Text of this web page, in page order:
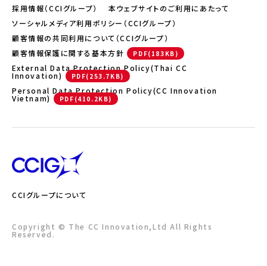
採用情報（CCIグループ）
本ウェブサイトのご利用にあたって
ソーシャルメディア利用ポリシー（CCIグループ）
顧客情報の共同利用について（CCIグループ）
顧客情報保護に関する基本方針
External Data Protection Policy(Thai CC
Innovation)
Personal Data Protection Policy(CC Innovation
Vietnam)
CCIグループについて
Copyright © The CC Innovation,Ltd All Rights
Reserved.